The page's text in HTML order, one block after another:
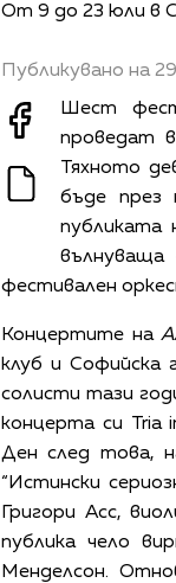
От 9 до 23 юли в
Публикувано на
Шест
проведат
Тяхното
бъде през
публиката
вълнуваща
фестивален
Концертите на
клуб и Софийска
солисти тази
концерта си Tria
Ден след това,
“Истински
Григори Асс,
публика чело
Менделсон.